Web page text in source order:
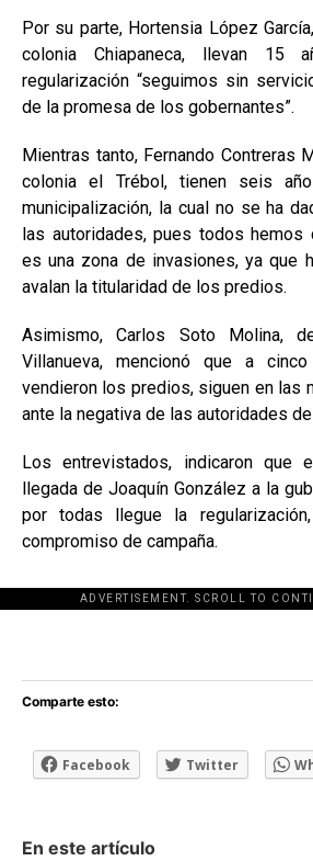
Por su parte, Hortensia López
colonia Chiapaneca, llevan 15
regularización “seguimos sin
de la promesa de los gobernantes”.
Mientras tanto, Fernando Contreras
colonia el Trébol, tienen seis
municipalización, la cual no se ha
las autoridades, pues todos hemos
es una zona de invasiones, ya que
avalan la titularidad de los predios.
Asimismo, Carlos Soto Molina,
Villanueva, mencionó que a
vendieron los predios, siguen en las
ante la negativa de las autoridades
Los entrevistados, indicaron que
llegada de Joaquín González a la
por todas llegue la
compromiso de campaña.
ADVERTISEMENT. SCROLL TO
[adsforwp
Comparte esto:
Facebook Twitter
En este artículo